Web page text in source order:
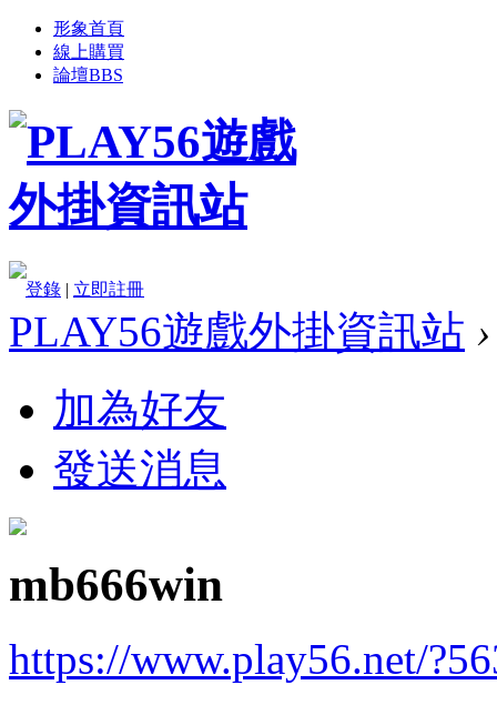
形象首頁
線上購買
論壇BBS
登錄 | 立即註冊
PLAY56遊戲外掛資訊站 ›
加為好友
發送消息
mb666win
https://www.play56.net/